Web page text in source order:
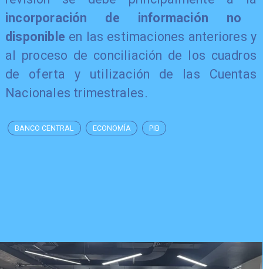
incorporación de información no
disponible en las estimaciones anteriores y
al proceso de conciliación de los cuadros
de oferta y utilización de las Cuentas
Nacionales trimestrales.
BANCO CENTRAL ECONOMÍA PIB